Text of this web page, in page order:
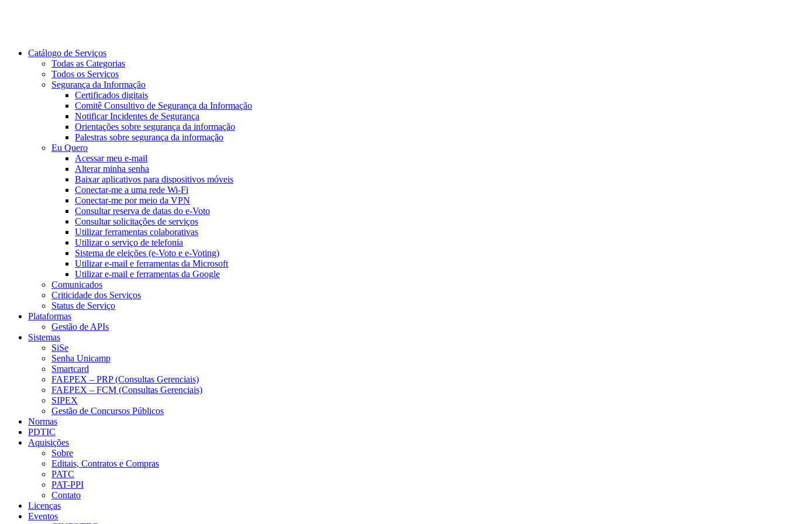
Catálogo de Serviços
Todas as Categorias
Todos os Serviços
Segurança da Informação
Certificados digitais
Comitê Consultivo de Segurança da Informação
Notificar Incidentes de Segurança
Orientações sobre segurança da informação
Palestras sobre segurança da informação
Eu Quero
Acessar meu e-mail
Alterar minha senha
Baixar aplicativos para dispositivos móveis
Conectar-me a uma rede Wi-Fi
Conectar-me por meio da VPN
Consultar reserva de datas do e-Voto
Consultar solicitações de serviços
Utilizar ferramentas colaborativas
Utilizar o serviço de telefonia
Sistema de eleições (e-Voto e e-Voting)
Utilizar e-mail e ferramentas da Microsoft
Utilizar e-mail e ferramentas da Google
Comunicados
Criticidade dos Serviços
Status de Serviço
Plataformas
Gestão de APIs
Sistemas
SiSe
Senha Unicamp
Smartcard
FAEPEX – PRP (Consultas Gerenciais)
FAEPEX – FCM (Consultas Gerenciais)
SIPEX
Gestão de Concursos Públicos
Normas
PDTIC
Aquisições
Sobre
Editais, Contratos e Compras
PATC
PAT-PPI
Contato
Licenças
Eventos